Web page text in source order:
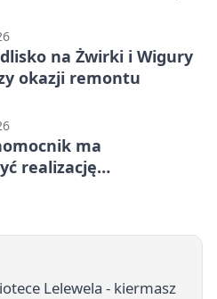
na Żwirki i Wigury
okazji remontu
ma
realizację
Lelewela - kiermasz